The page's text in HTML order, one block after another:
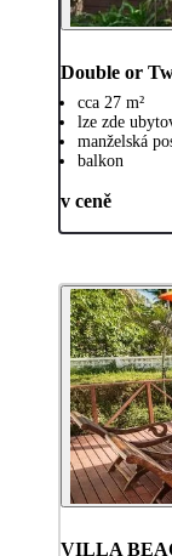
Double or
cca 27 m²
lze zde
manželská
balkon
v ceně
VILLA